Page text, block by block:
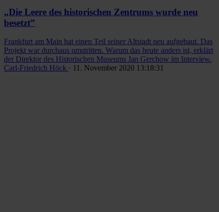
„Die Leere des historischen Zentrums wurde neu
besetzt”
Frankfurt am Main hat einen Teil seiner Altstadt neu aufgebaut. Das
Projekt war durchaus umstritten. Warum das heute anders ist, erklärt
der Direktor des Historischen Museums Jan Gerchow im Interview.
Carl-Friedrich Höck · 11. November 2020 13:18:31